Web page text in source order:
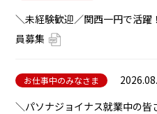
＼未経験歓迎／関西一円で活
員募集
お仕事中のみなさま
＼パソナジョイナス就業中の皆